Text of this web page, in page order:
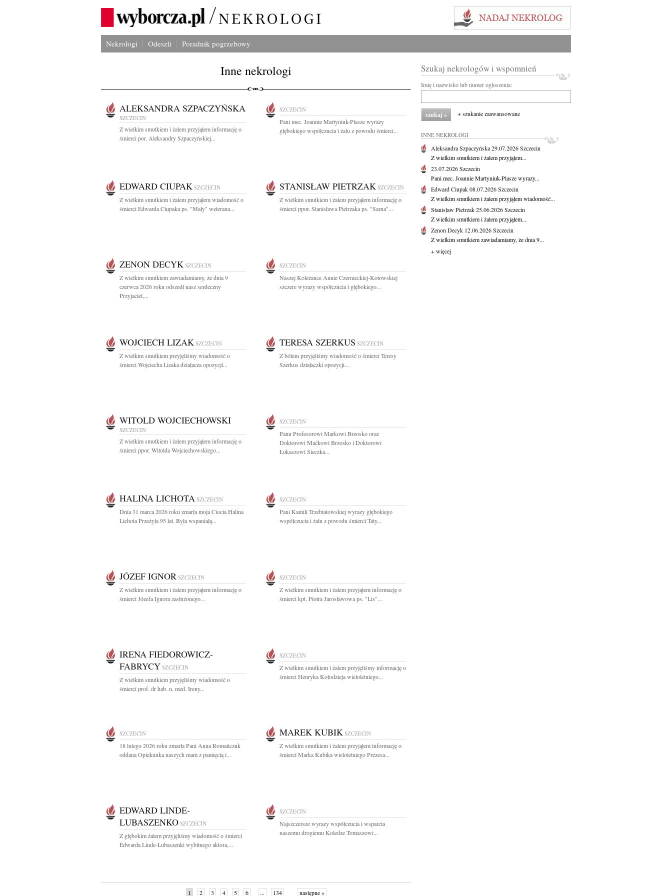
Nekrologi Odeszli Poradnik pogrzebowy
Inne nekrologi
ALEKSANDRA SZPACZYŃSKA
SZCZECIN
Z wielkim smutkiem i żalem przyjąłem informację o
śmierci por. Aleksandry Szpaczyńskiej...
SZCZECIN
Pani mec. Joannie Martyniuk-Plasze wyrazy
głębokiego współczucia i żalu z powodu śmierci...
EDWARD CIUPAK SZCZECIN
Z wielkim smutkiem i żalem przyjąłem wiadomość o
śmierci Edwarda Ciupaka ps. "Mały" weterana...
STANISŁAW PIETRZAK SZCZECIN
Z wielkim smutkiem i żalem przyjąłem informację o
śmierci ppor. Stanisława Pietrzaka ps. "Sarna"...
ZENON DECYK SZCZECIN
Z wielkim smutkiem zawiadamiamy, że dnia 9
czerwca 2026 roku odszedł nasz serdeczny
Przyjaciel,...
SZCZECIN
Naszej Koleżance Annie Czernieckiej-Kotowskiej
szczere wyrazy współczucia i głębokiego...
WOJCIECH LIZAK SZCZECIN
Z wielkim smutkiem przyjęliśmy wiadomość o
śmierci Wojciecha Lizaka działacza opozycji...
TERESA SZERKUS SZCZECIN
Z bólem przyjęliśmy wiadomość o śmierci Teresy
Szerkus działaczki opozycji...
WITOLD WOJCIECHOWSKI
SZCZECIN
Z wielkim smutkiem i żalem przyjąłem informację o
śmierci ppor. Witolda Wojciechowskiego...
SZCZECIN
Panu Profesorowi Markowi Brzosko oraz
Doktorowi Maćkowi Brzosko i Doktorowi
Łukaszowi Sieczka...
HALINA LICHOTA SZCZECIN
Dnia 31 marca 2026 roku zmarła moja Ciocia Halina
Lichota Przeżyła 95 lat. Była wspaniałą...
SZCZECIN
Pani Kamili Trzebiatowskiej wyrazy głębokiego
współczucia i żalu z powodu śmierci Taty...
JÓZEF IGNOR SZCZECIN
Z wielkim smutkiem i żalem przyjąłem informację o
śmierci Józefa Ignora zasłużonego...
SZCZECIN
Z wielkim smutkiem i żalem przyjąłem informację o
śmierci kpt. Piotra Jarosławowa ps. "Lis"...
IRENA FIEDOROWICZ-
FABRYCY SZCZECIN
Z wielkim smutkiem przyjęliśmy wiadomość o
śmierci prof. dr hab. n. med. Ireny...
SZCZECIN
Z wielkim smutkiem i żalem przyjęliśmy informację o
śmierci Henryka Kołodzieja wieloletniego...
SZCZECIN
18 lutego 2026 roku zmarła Pani Anna Romańczuk
oddana Opiekunka naszych mam z pamięcią i...
MAREK KUBIK SZCZECIN
Z wielkim smutkiem i żalem przyjąłem informację o
śmierci Marka Kubika wieloletniego Prezesa...
EDWARD LINDE-
LUBASZENKO SZCZECIN
Z głębokim żalem przyjęliśmy wiadomość o śmierci
Edwarda Linde-Lubaszenki wybitnego aktora,...
SZCZECIN
Najszczersze wyrazy współczucia i wsparcia
naszemu drogiemu Koledze Tomaszowi...
1 2 3 4 5 6 ... 134 następne »
Szukaj nekrologów i wspomnień
Imię i nazwisko lub numer ogłoszenia:
+ szukanie zaawansowane
INNE NEKROLOGI
Aleksandra Szpaczyńska29.07.2026Szczecin
Z wielkim smutkiem i żalem przyjąłem...
23.07.2026Szczecin
Pani mec. Joannie Martyniuk-Plasze wyrazy...
Edward Ciupak08.07.2026Szczecin
Z wielkim smutkiem i żalem przyjąłem wiadomość...
Stanisław Pietrzak25.06.2026Szczecin
Z wielkim smutkiem i żalem przyjąłem...
Zenon Decyk 12.06.2026Szczecin
Z wielkim smutkiem zawiadamiamy, że dnia 9...
+ więcej